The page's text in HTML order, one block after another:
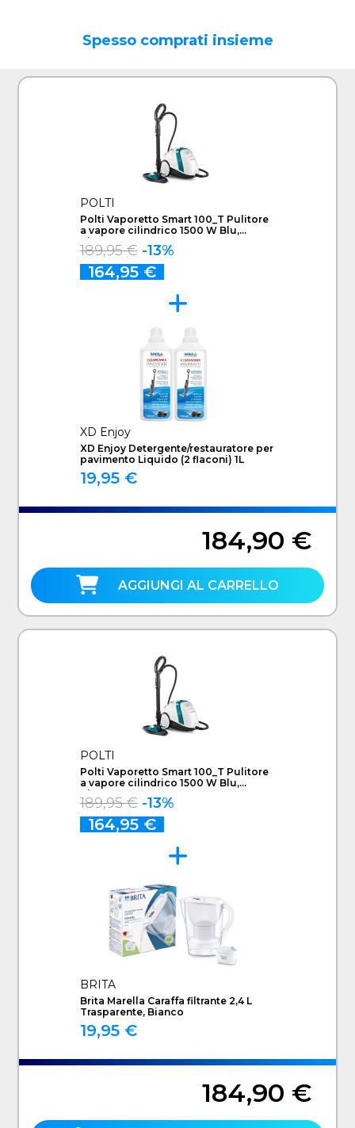
Spesso comprati insieme
POLTI
Polti Vaporetto Smart 100_T Pulitore
a vapore cilindrico 1500 W Blu,
Bianco
189,95 € -13%
164,95 €
XD Enjoy
XD Enjoy Detergente/restauratore per
pavimento Liquido (2 flaconi) 1L
19,95 €
184,90 €
AGGIUNGI AL CARRELLO
POLTI
Polti Vaporetto Smart 100_T Pulitore
a vapore cilindrico 1500 W Blu,
Bianco
189,95 € -13%
164,95 €
BRITA
Brita Marella Caraffa filtrante 2,4 L
Trasparente, Bianco
19,95 €
184,90 €